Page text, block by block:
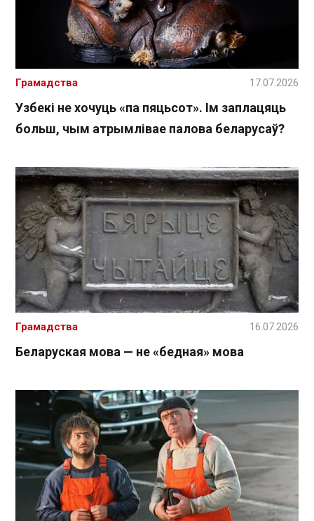
Узбекі не хочуць «па пяцьсот». Ім заплацяць
больш, чым атрымлівае палова беларусаў?
Грамадства 17.07.2026
Беларуская мова — не «бедная» мова
Грамадства 16.07.2026